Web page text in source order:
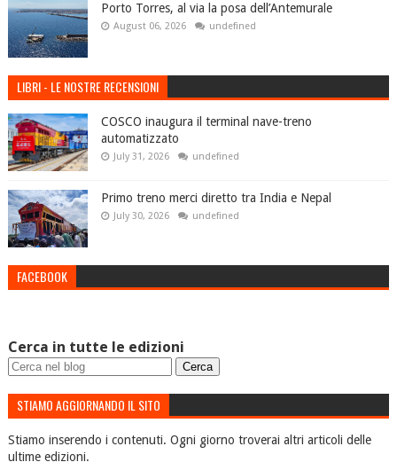
Porto Torres, al via la posa dell’Antemurale
August 06, 2026 undefined
LIBRI - LE NOSTRE RECENSIONI
COSCO inaugura il terminal nave-treno
automatizzato
July 31, 2026 undefined
Primo treno merci diretto tra India e Nepal
July 30, 2026 undefined
FACEBOOK
Cerca in tutte le edizioni
STIAMO AGGIORNANDO IL SITO
Stiamo inserendo i contenuti. Ogni giorno troverai altri articoli delle
ultime edizioni.